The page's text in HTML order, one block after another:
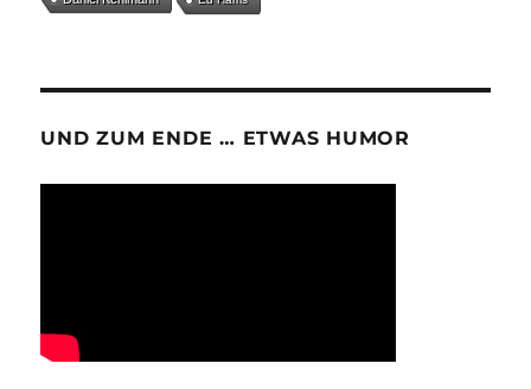
UND ZUM ENDE … ETWAS HUMOR